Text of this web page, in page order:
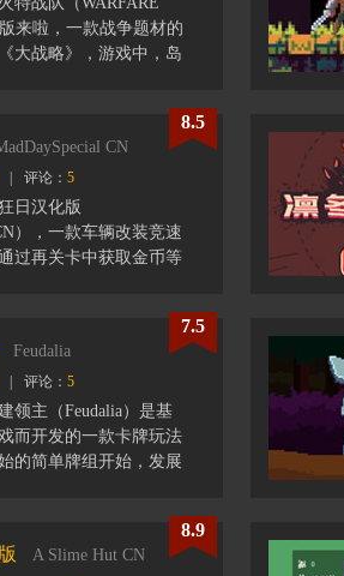
来啦，一款战争题材的
大战略》，游戏中，岛
服敌人，你必须合理部
保你的部队是非常强悍
CN
评论： 5
日汉化版
），一款车辆改装竞速
过再关卡中获取金币等
8.5
Feudalia
评论： 5
领主（Feudalia）是基
而开发的一款卡牌玩法
的简单牌组开始，发展
6个战役任务后，可解
7.5
A Slime Hut CN
8.9